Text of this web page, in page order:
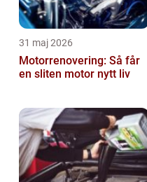
31 maj 2026
Motorrenovering: Så får
en sliten motor nytt liv